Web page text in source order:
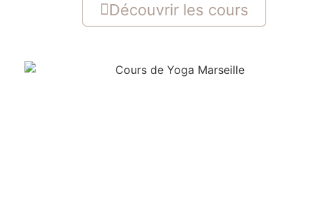
Découvrir les cours